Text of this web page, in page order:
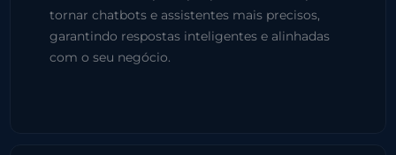
tornar chatbots e assistentes mais precisos,
garantindo respostas inteligentes e alinhadas
com o seu negócio.